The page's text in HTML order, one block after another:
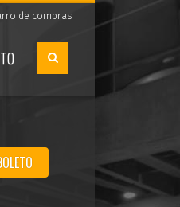
de compras